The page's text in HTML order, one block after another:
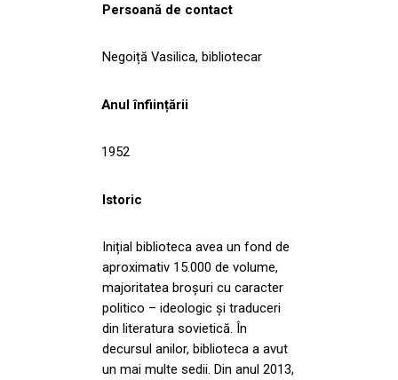
Persoană de contact
Negoiță Vasilica, bibliotecar
Anul înființării
1952
Istoric
Inițial biblioteca avea un fond de
aproximativ 15.000 de volume,
majoritatea broşuri cu caracter
politico – ideologic și traduceri
din literatura sovietică. În
decursul anilor, biblioteca a avut
un mai multe sedii. Din anul 2013,